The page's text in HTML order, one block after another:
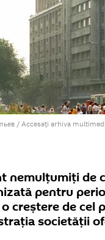
/ Accesați arhiva
nemulțumiți de
pentru
creștere de cel
societății